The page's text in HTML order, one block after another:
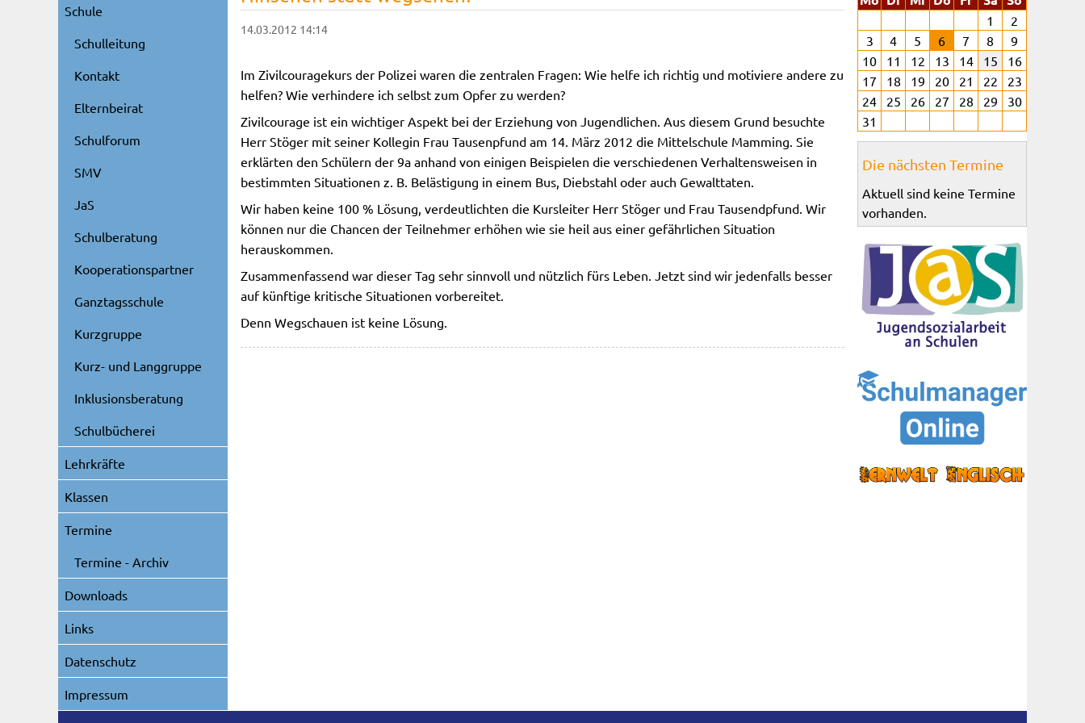
14.03.2012 14:14
Im Zivilcouragekurs der Polizei waren die zentralen Fragen: Wie helfe ich richtig und motiviere andere zu
helfen? Wie verhindere ich selbst zum Opfer zu werden?
Zivilcourage ist ein wichtiger Aspekt bei der Erziehung von Jugendlichen. Aus diesem Grund besuchte
Herr Stöger mit seiner Kollegin Frau Tausenpfund am 14. März 2012 die Mittelschule Mamming. Sie
erklärten den Schülern der 9a anhand von einigen Beispielen die verschiedenen Verhaltensweisen in
bestimmten Situationen z. B. Belästigung in einem Bus, Diebstahl oder auch Gewalttaten.
Wir haben keine 100 % Lösung, verdeutlichten die Kursleiter Herr Stöger und Frau Tausendpfund. Wir
können nur die Chancen der Teilnehmer erhöhen wie sie heil aus einer gefährlichen Situation
herauskommen.
Zusammenfassend war dieser Tag sehr sinnvoll und nützlich fürs Leben. Jetzt sind wir jedenfalls besser
auf künftige kritische Situationen vorbereitet.
Denn Wegschauen ist keine Lösung.
Schule
Schulleitung
Kontakt
Elternbeirat
Schulforum
SMV
JaS
Schulberatung
Kooperationspartner
Ganztagsschule
Kurzgruppe
Kurz- und Langgruppe
Inklusionsberatung
Schulbücherei
Lehrkräfte
Klassen
Termine
Termine - Archiv
Downloads
Links
Datenschutz
Impressum
1
2
3
4 5 6 7 8
9
10
11 12 13 14 15
16
17
18 19 20 21 22
23
24
25 26 27 28 29
30
31
Die nächsten Termine
Aktuell sind keine Termine
vorhanden.